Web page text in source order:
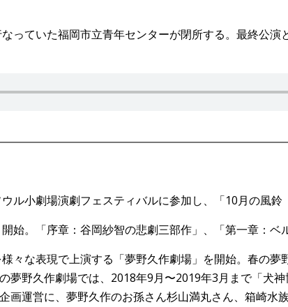
っていた福岡市立青年センターが閉所する。最終公演
ル小劇場演劇フェスティバルに参加し、「10月の風鈴
始。「序章：谷岡紗智の悲劇三部作」、「第一章：ベ
々な表現で上演する「夢野久作劇場」を開始。春の
野久作劇場では、2018年9月〜2019年3月まで「犬
運営に、夢野久作のお孫さん杉山満丸さん、箱崎水